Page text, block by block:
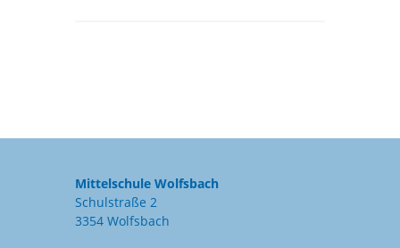
Mittelschule Wolfsbach
Schulstraße 2
3354 Wolfsbach